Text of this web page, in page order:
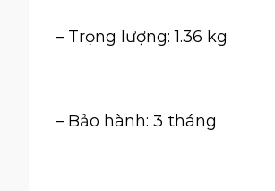
– Trọng lượng: 1.36 kg
– Bảo hành: 3 tháng